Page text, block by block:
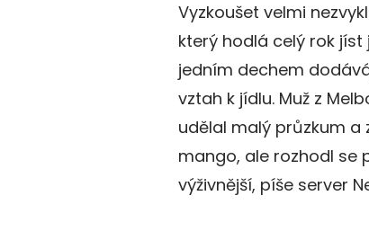
Vyzkoušet velmi
který hodlá celý rok jíst
jedním dechem
vztah k jídlu. Muž z
udělal malý průzkum a
mango, ale rozhodl se
výživnější, píše server